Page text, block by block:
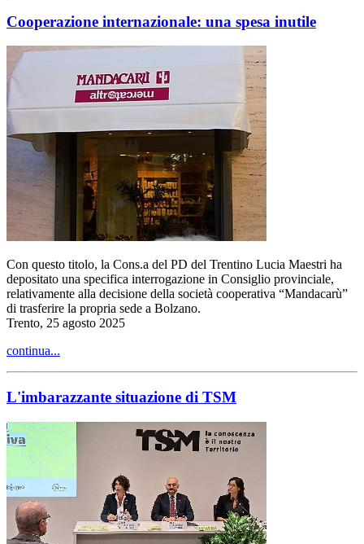
Cooperazione internazionale: una spesa inutile
Con questo titolo, la Cons.a del PD del Trentino Lucia Maestri ha
depositato una specifica interrogazione in Consiglio provinciale,
relativamente alla decisione della società cooperativa “Mandacarù”
di trasferire la propria sede a Bolzano.
Trento, 25 agosto 2025
continua...
L'imbarazzante situazione di TSM